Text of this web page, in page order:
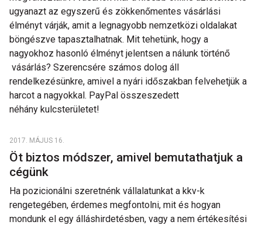
ugyanazt az egyszerű és zökkenőmentes vásárlási
élményt várják, amit a legnagyobb nemzetközi oldalakat
böngészve tapasztalhatnak. Mit tehetünk, hogy a
nagyokhoz hasonló élményt jelentsen a nálunk történő
vásárlás? Szerencsére számos dolog áll
rendelkezésünkre, amivel a nyári időszakban felvehetjük a
harcot a nagyokkal. PayPal összeszedett
néhány kulcsterületet!
2017. MÁJUS 16.
Öt biztos módszer, amivel bemutathatjuk a
cégünk
Ha pozicionálni szeretnénk vállalatunkat a kkv-k
rengetegében, érdemes megfontolni, mit és hogyan
mondunk el egy álláshirdetésben, vagy a nem értékesítési